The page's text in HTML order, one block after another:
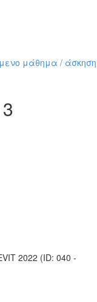
μάθημα / άσκηση
2022 (ID: 040 -